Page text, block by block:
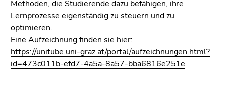
Methoden, die Studierende dazu befähigen, ihre
Lernprozesse eigenständig zu steuern und zu
optimieren.
Eine Aufzeichnung finden sie hier:
https://unitube.uni-graz.at/portal/aufzeichnungen.html?
id=473c011b-efd7-4a5a-8a57-bba6816e251e